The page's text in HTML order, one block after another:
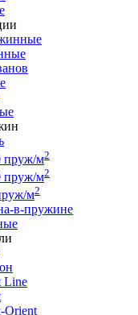
пруж/м2
пруж/м2
м2
в-пружине
Line
Orient